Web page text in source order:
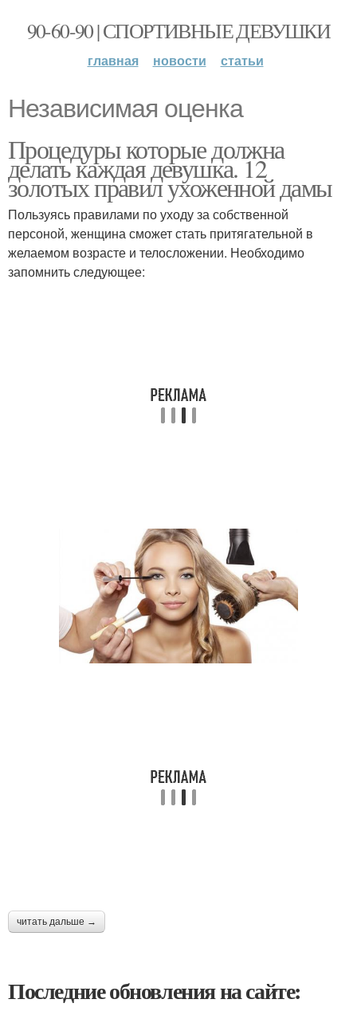
90-60-90 | СПОРТИВНЫЕ ДЕВУШКИ
главная новости статьи
Независимая оценка
Процедуры которые должна
делать каждая девушка. 12
золотых правил ухоженной дамы
Пользуясь правилами по уходу за собственной
персоной, женщина сможет стать притягательной в
желаемом возрасте и телосложении. Необходимо
запомнить следующее:
читать дальше →
Последние обновления на сайте: